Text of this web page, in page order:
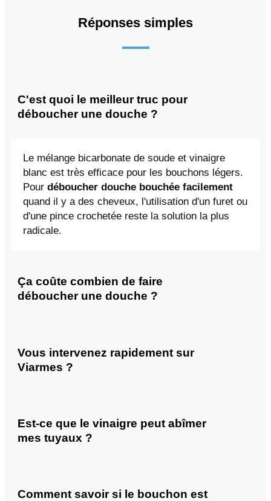
Réponses simples
C'est quoi le meilleur truc pour
déboucher une douche ?
Le mélange bicarbonate de soude et vinaigre
blanc est très efficace pour les bouchons légers.
Pour déboucher douche bouchée facilement
quand il y a des cheveux, l'utilisation d'un furet ou
d'une pince crochetée reste la solution la plus
radicale.
Ça coûte combien de faire
déboucher une douche ?
Vous intervenez rapidement sur
Viarmes ?
Est-ce que le vinaigre peut abîmer
mes tuyaux ?
Comment savoir si le bouchon est